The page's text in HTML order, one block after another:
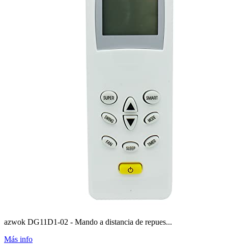
azwok DG11D1-02 - Mando a distancia de repues...
Más info